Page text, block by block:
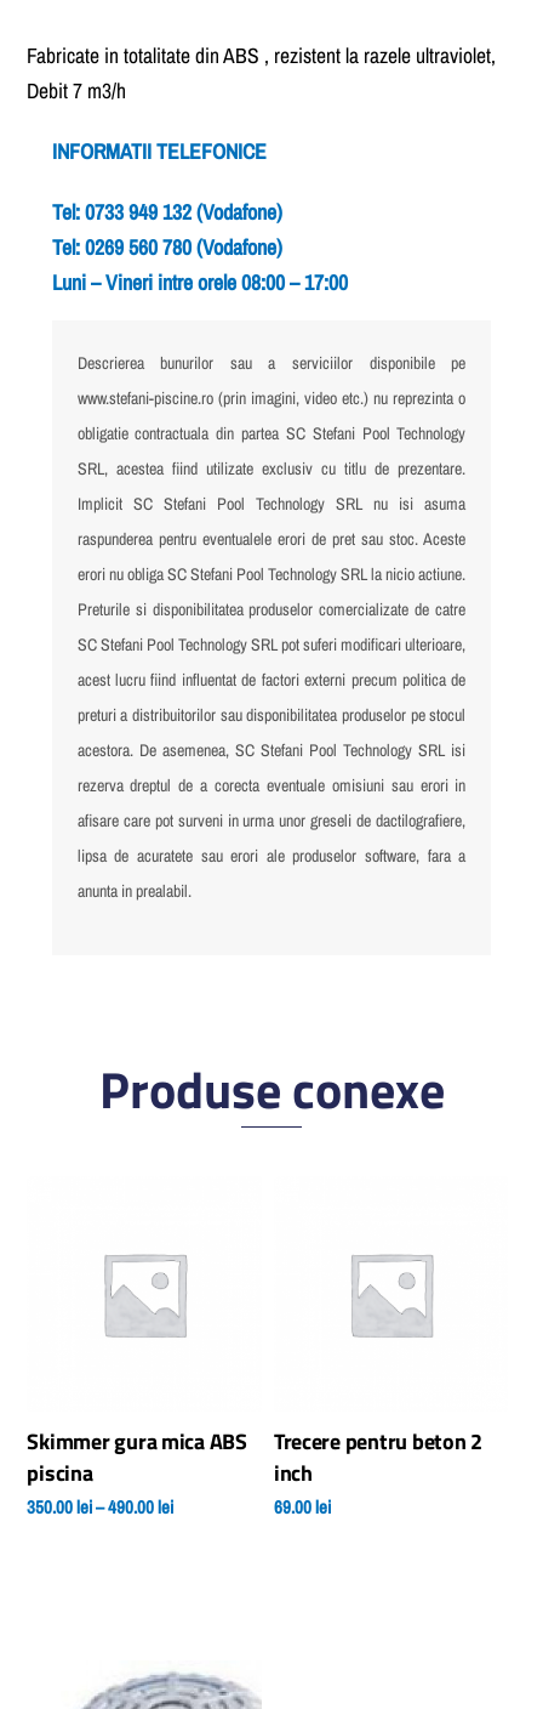
Fabricate in totalitate din ABS , rezistent la razele ultraviolet,
Debit 7 m3/h
INFORMATII TELEFONICE
Tel: 0733 949 132 (Vodafone)
Tel: 0269 560 780 (Vodafone)
Luni – Vineri intre orele 08:00 – 17:00
Descrierea bunurilor sau a serviciilor disponibile pe
www.stefani-piscine.ro (prin imagini, video etc.) nu reprezinta o
obligatie contractuala din partea SC Stefani Pool Technology
SRL, acestea fiind utilizate exclusiv cu titlu de prezentare.
Implicit SC Stefani Pool Technology SRL nu isi asuma
raspunderea pentru eventualele erori de pret sau stoc. Aceste
erori nu obliga SC Stefani Pool Technology SRL la nicio actiune.
Preturile si disponibilitatea produselor comercializate de catre
SC Stefani Pool Technology SRL pot suferi modificari ulterioare,
acest lucru fiind influentat de factori externi precum politica de
preturi a distribuitorilor sau disponibilitatea produselor pe stocul
acestora. De asemenea, SC Stefani Pool Technology SRL isi
rezerva dreptul de a corecta eventuale omisiuni sau erori in
afisare care pot surveni in urma unor greseli de dactilografiere,
lipsa de acuratete sau erori ale produselor software, fara a
anunta in prealabil.
Skimmer gura mica ABS
piscina
350.00lei–490.00leiInterval
la
Trecere pentru beton 2
inch
69.00lei